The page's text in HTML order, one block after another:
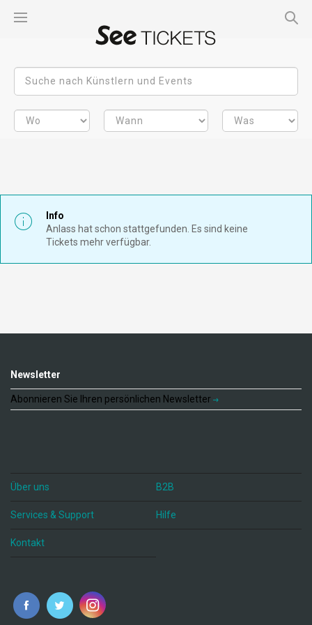
Info
Anlass hat schon stattgefunden. Es sind keine
Tickets mehr verfügbar.
Newsletter
Abonnieren Sie Ihren persönlichen Newsletter
Über uns B2B
Services & Support Hilfe
Kontakt